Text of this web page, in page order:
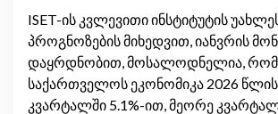
ISET-ის კვლევითი ინსტიტუტის
პროგნოზების მიხედვით, იანვრის
დაყრდნობით, მოსალოდნელია, რომ
საქართველოს ეკონომიკა 2026
კვარტალში 5.1%-ით, მეორე